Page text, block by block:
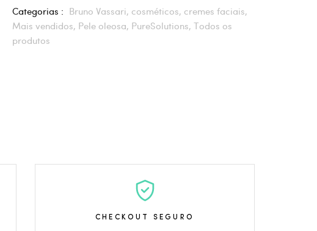
Categorias : Bruno Vassari, cosméticos, cremes faciais,
Mais vendidos, Pele oleosa, PureSolutions, Todos os
produtos
CHECKOUT SEGURO